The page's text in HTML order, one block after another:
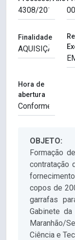
Finalidade
Hora de
abertura
OBJETO:
Formação
contratação
copos de
garrafas
Gabinete
Maranhão/
Ciência e